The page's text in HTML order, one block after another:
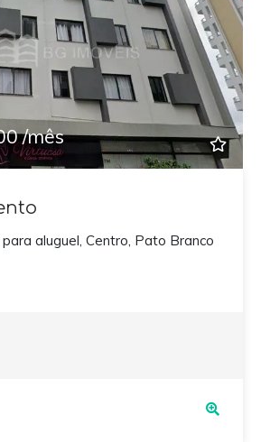
/mês
aluguel, Centro, Pato Branco